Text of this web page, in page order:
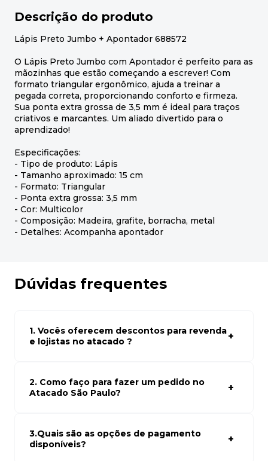
Descrição do produto
Lápis Preto Jumbo + Apontador 688572
O Lápis Preto Jumbo com Apontador é perfeito para as
mãozinhas que estão começando a escrever! Com
formato triangular ergonômico, ajuda a treinar a
pegada correta, proporcionando conforto e firmeza.
Sua ponta extra grossa de 3,5 mm é ideal para traços
criativos e marcantes. Um aliado divertido para o
aprendizado!
Especificações:
- Tipo de produto: Lápis
- Tamanho aproximado: 15 cm
- Formato: Triangular
- Ponta extra grossa: 3,5 mm
- Cor: Multicolor
- Composição: Madeira, grafite, borracha, metal
- Detalhes: Acompanha apontador
Dúvidas frequentes
1. Vocês oferecem descontos para revenda
e lojistas no atacado ?
atacado empresas e compre com os melhores preços
para seu modelo de negócio
2. Como faço para fazer um pedido no
Atacado São Paulo?
carrinho. Em seguida, siga as instruções para finalizar a
compra. Se precisar de ajuda, nossa equipe de suporte
está à disposição para auxiliá-lo.
3.Quais são as opções de pagamento
disponíveis?